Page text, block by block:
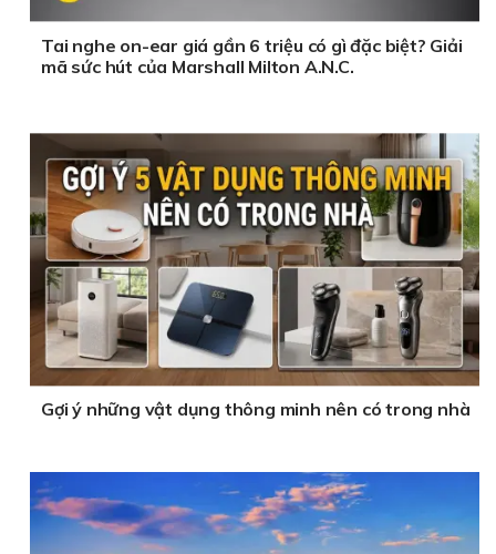
Tai nghe on-ear giá gần 6 triệu có gì đặc biệt? Giải
mã sức hút của Marshall Milton A.N.C.
Gợi ý những vật dụng thông minh nên có trong nhà